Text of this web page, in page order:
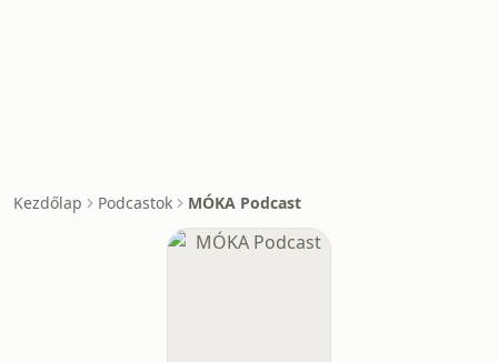
Kezdőlap Podcastok MÓKA Podcast